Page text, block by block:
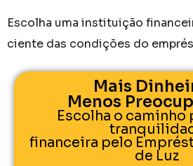
Escolha uma instituição
ciente das condições do
Mais
Menos
Escolha o caminho
financeira pelo
de Luz